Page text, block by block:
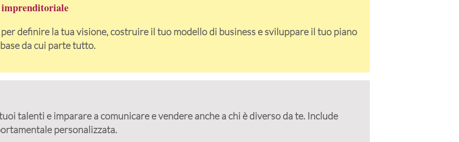
definire la tua visione, costruire il tuo modello di business e sviluppare il tuo piano
da cui parte tutto.
talenti e imparare a comunicare e vendere anche a chi è diverso da te. Include
personalizzata.